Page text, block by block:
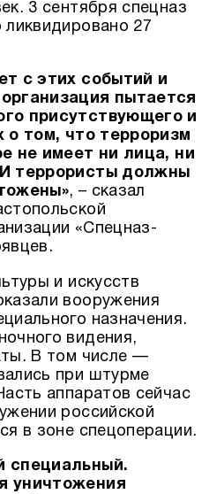
3 сентября спецназ
27
с этих событий и
пытается
присутствующего и
о том, что терроризм
не имеет ни лица, ни
террористы должны
, – сказал
«Спецназ-
и искусств
вооружения
назначения.
видения,
В том числе —
при штурме
аппаратов сейчас
российской
в зоне спецоперации.
специальный.
уничтожения